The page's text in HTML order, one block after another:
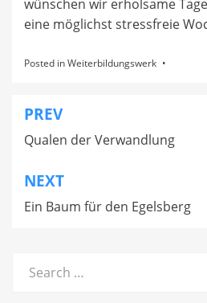
wünschen wir erholsame
eine möglichst stressfreie
Posted inWeiterbildungswerk
Beitragsnavigation
PREV
Qualen der Verwandlung
NEXT
Ein Baum für den Egelsberg
for: